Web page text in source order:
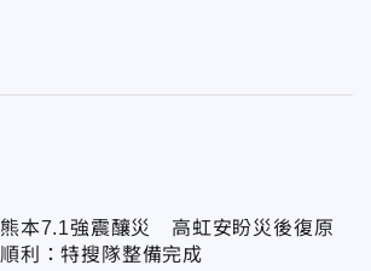
熊本7.1強震釀災 高虹安盼災後復原
順利：特搜隊整備完成